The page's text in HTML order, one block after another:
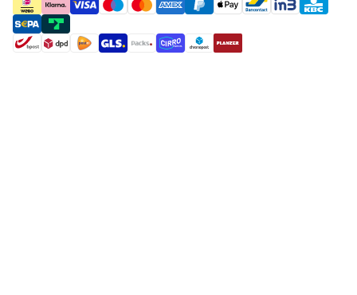
payment methods
shipment methods